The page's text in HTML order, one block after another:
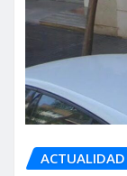
ACTUALIDAD